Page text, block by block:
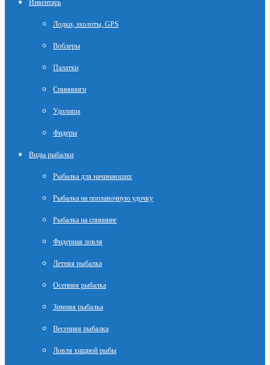
Инвентарь
Лодки, эхолоты, GPS
Воблеры
Палатки
Спиннинги
Удилища
Фидеры
Виды рыбалки
Рыбалка для начинающих
Рыбалка на поплавочную удочку
Рыбалка на спиннинг
Фидерная ловля
Летняя рыбалка
Осенняя рыбалка
Зимняя рыбалка
Весенняя рыбалка
Ловля хищной рыбы